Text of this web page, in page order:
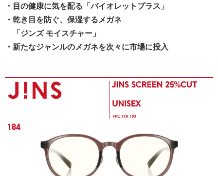
・目の健康に気を配る「バイオレットプラス」
・乾き目を防ぐ、保湿するメガネ
「ジンズ モイスチャー」
・新たなジャンルのメガネを次々に市場に投入